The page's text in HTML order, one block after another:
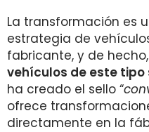
La transformación es
estrategia de
fabricante, y de hecho,
vehículos de este
ha creado el sello “
ofrece
directamente en la